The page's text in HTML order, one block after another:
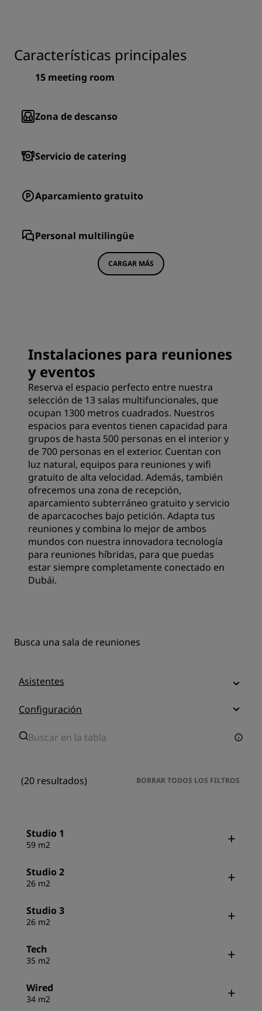
Características principales
15 meeting room
Zona de descanso
Servicio de catering
Aparcamiento gratuito
Personal multilingüe
CARGAR MÁS
Instalaciones para reuniones
y eventos
Reserva el espacio perfecto entre nuestra
selección de 13 salas multifuncionales, que
ocupan 1300 metros cuadrados. Nuestros
espacios para eventos tienen capacidad para
grupos de hasta 500 personas en el interior y
de 700 personas en el exterior. Cuentan con
luz natural, equipos para reuniones y wifi
gratuito de alta velocidad. Además, también
ofrecemos una zona de recepción,
aparcamiento subterráneo gratuito y servicio
de aparcacoches bajo petición. Adapta tus
reuniones y combina lo mejor de ambos
mundos con nuestra innovadora tecnología
para reuniones híbridas, para que puedas
estar siempre completamente conectado en
Dubái.
Busca una sala de reuniones
Asistentes
Configuración
(20 resultados) BORRAR TODOS LOS FILTROS
Studio 1
59 m2
Studio 2
26 m2
Studio 3
26 m2
Tech
35 m2
Wired
34 m2